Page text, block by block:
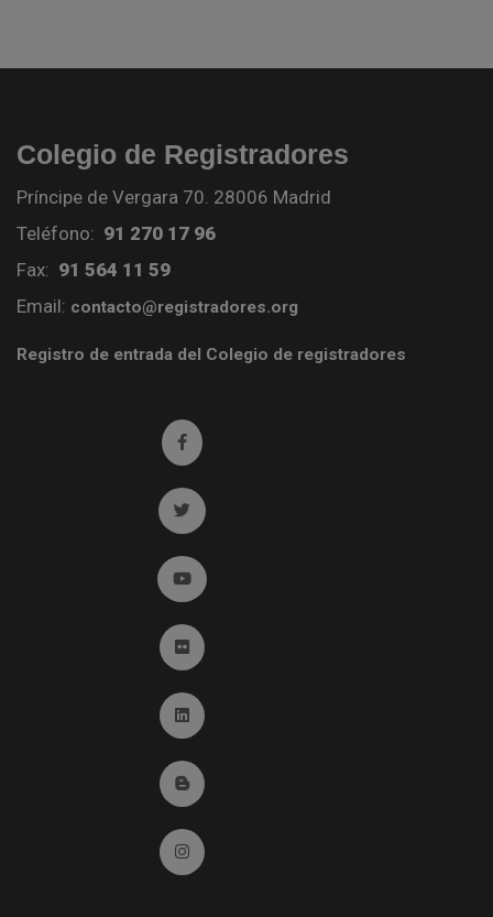
Colegio de Registradores
Príncipe de Vergara 70. 28006 Madrid
Teléfono: 91 270 17 96
Fax: 91 564 11 59
Email: contacto@registradores.org
Registro de entrada del Colegio de registradores
Ir a facebook (abre en ventana nueva)
Ir a twitter (abre en ventana nueva)
Ir a YouTube (abre en ventana nueva)
Ir a Flickr (abre en ventana nueva)
Ir a Linkedin (abre en ventana nueva)
Ir al Blog (abre en ventana nueva)
Ir a Instagram (abre en ventana nueva)